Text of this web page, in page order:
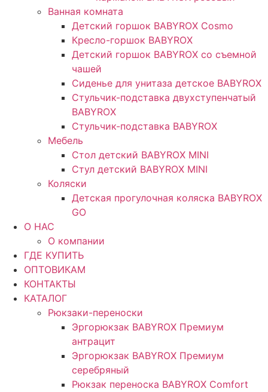
Ванная комната
Детский горшок BABYROX Cosmo
Кресло-горшок BABYROX
Детский горшок BABYROX со съемной
чашей
Сиденье для унитаза детское BABYROX
Стульчик-подставка двухступенчатый
BABYROX
Стульчик-подставка BABYROX
Мебель
Стол детский BABYROX MINI
Стул детский BABYROX MINI
Коляски
Детская прогулочная коляска BABYROX
GO
O НАС
О компании
ГДЕ КУПИТЬ
ОПТОВИКАМ
КОНТАКТЫ
КАТАЛОГ
Рюкзаки-переноски
Эргорюкзак BABYROX Премиум
антрацит
Эргорюкзак BABYROX Премиум
серебряный
Рюкзак переноска BABYROX Comfort